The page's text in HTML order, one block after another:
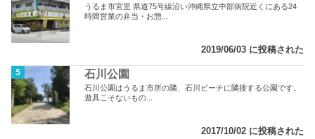
うるま市宮里 県道75号線沿い沖縄県立中部病院近くにある24
時間営業の弁当・お惣...
2019/06/03 に投稿された
石川公園
石川公園はうるま市所の隣、石川ビーチに隣接する公園です。
遊具こそないもの...
2017/10/02 に投稿された